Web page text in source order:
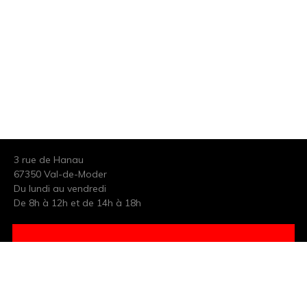
3 rue de Hanau
67350 Val-de-Moder
Du lundi au vendredi
De 8h à 12h et de 14h à 18h